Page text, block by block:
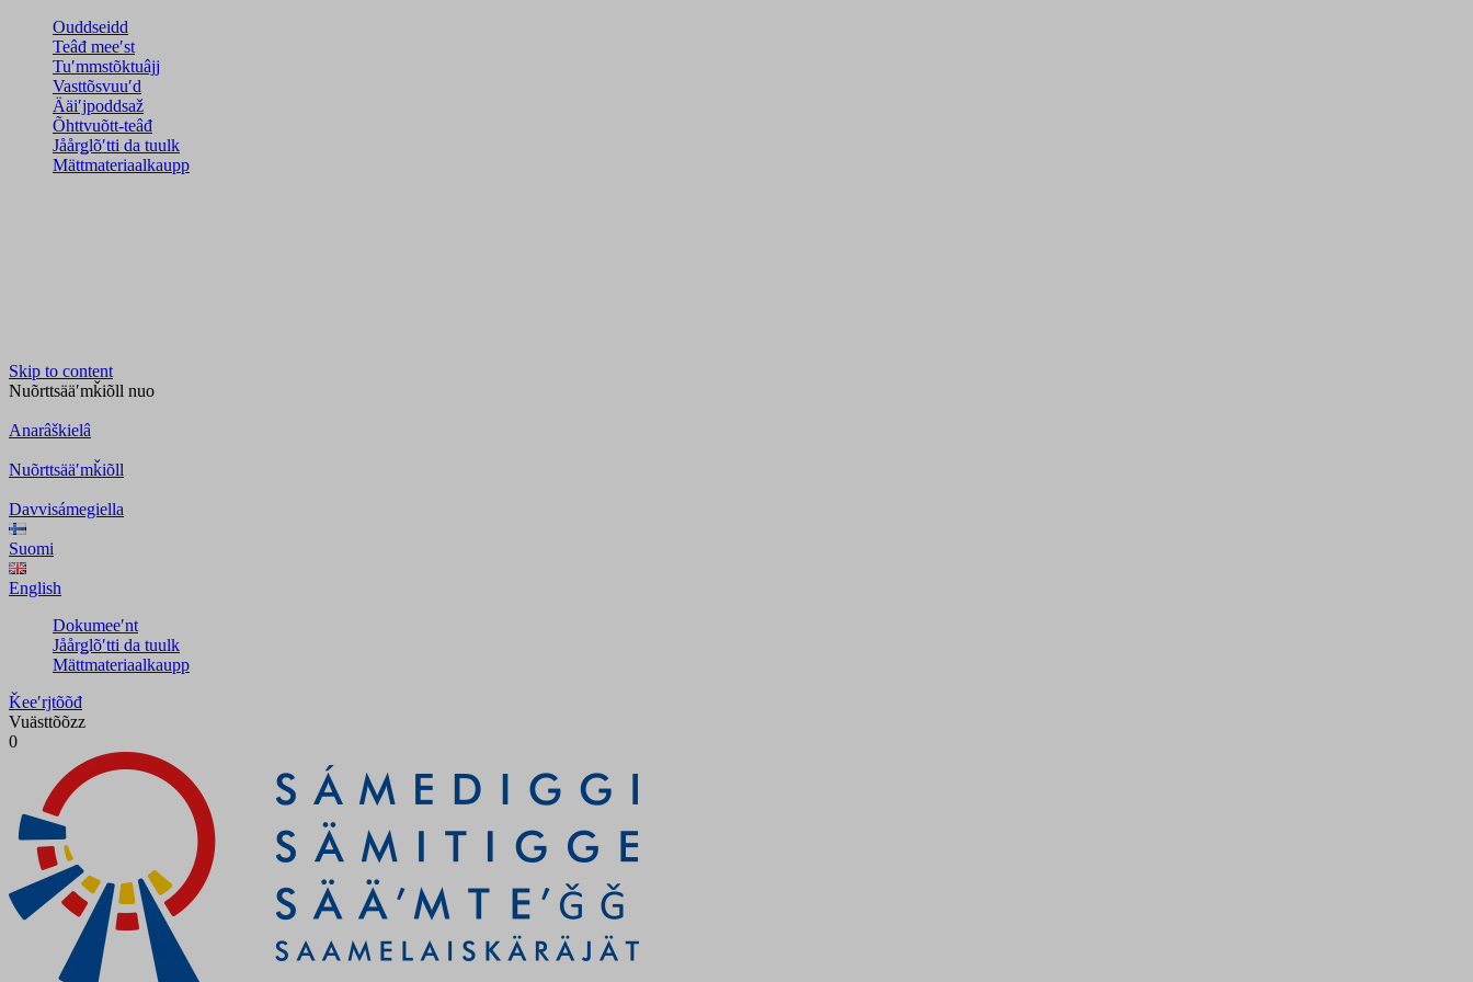
Ouddseidd
Teâđ meeʹst
Tuʹmmstõktuâjj
Vasttõsvuuʹd
Ääiʹjpoddsaž
Õhttvuõtt-teâđ
Jåårǥlõʹtti da tuulk
Mättmateriaalkaupp
Skip to content
Nuõrttsääʹmǩiõll nuo
Anarâškielâ
Nuõrttsääʹmǩiõll
Davvisámegiella
Suomi
English
Dokumeeʹnt
Jåårǥlõʹtti da tuulk
Mättmateriaalkaupp
Ǩeeʹrjtõõđ
Vuästtõõzz
0